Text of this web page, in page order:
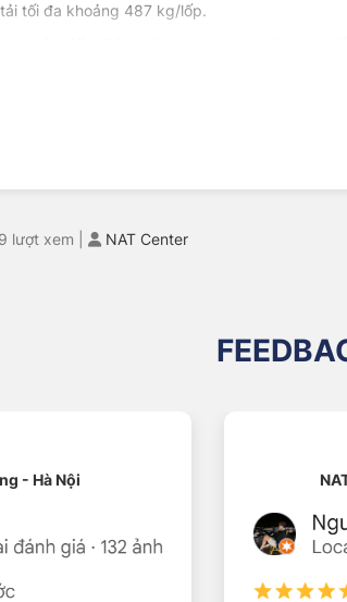
tối đa khoảng 487 kg/lốp.
cao su mềm vừa phải giúp hấp thụ dao
gai dọc hỗ trợ giảm nguy cơ trượt nước khi
thân thiện, phù hợp cả với tài xế mới.
lượt xem NAT Center
- Hà Nội